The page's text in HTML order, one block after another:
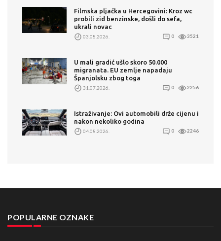
Filmska pljačka u Hercegovini: Kroz wc
probili zid benzinske, došli do sefa,
ukrali novac
03.08.2026. 0 3521
U mali gradić ušlo skoro 50.000
migranata. EU zemlje napadaju
Španjolsku zbog toga
31.07.2026. 0 2256
Istraživanje: Ovi automobili drže cijenu i
nakon nekoliko godina
04.08.2026. 0 2246
POPULARNE OZNAKE